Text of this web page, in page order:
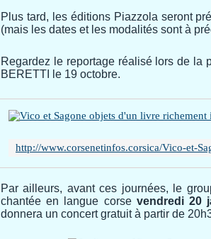
Plus tard, les éditions Piazzola seront
(mais les dates et les modalités sont à
Regardez le reportage réalisé lors de la
BERETTI le 19 octobre.
Par ailleurs, avant ces journées, le
chantée en langue corsevendredi 20
donnera un concert gratuit à partir de